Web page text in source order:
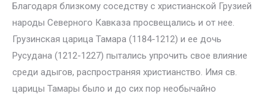
Благодаря близкому соседству с христианской Грузией
народы Северного Кавказа просвещались и от нее.
Грузинская царица Тамара (1184-1212) и ее дочь
Русудана (1212-1227) пытались упрочить свое влияние
среди адыгов, распространяя христианство. Имя св.
царицы Тамары было и до сих пор необычайно